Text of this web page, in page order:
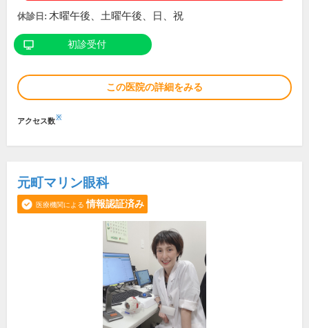
休診日: 木曜午後、土曜午後、日、祝
初診受付
この医院の詳細をみる
アクセス数※
元町マリン眼科
医療機関による 情報認証済み